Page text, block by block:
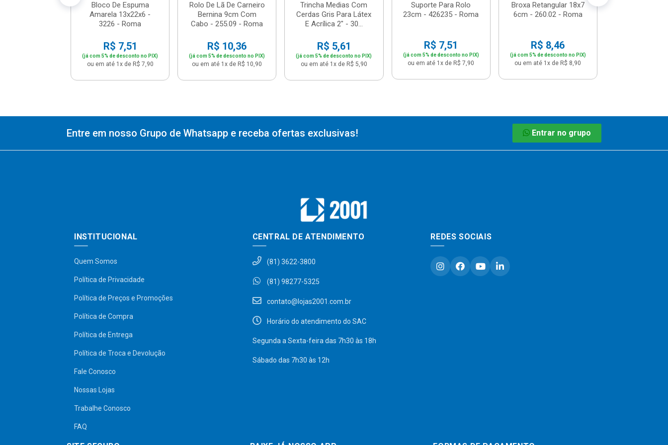
Bloco De Espuma
Amarela 13x22x6 -
3226 - Roma
R$ 7,51
(já com 5% de desconto no PIX)
ou em até 1x de R$ 7,90
Rolo De Lã De Carneiro
Bernina 9cm Com
Cabo - 255.09 - Roma
R$ 10,36
(já com 5% de desconto no PIX)
ou em até 1x de R$ 10,90
Trincha Medias Com
Cerdas Gris Para Látex
E Acrílica 2" - 30...
R$ 5,61
(já com 5% de desconto no PIX)
ou em até 1x de R$ 5,90
Suporte Para Rolo
23cm - 426235 - Roma
R$ 7,51
(já com 5% de desconto no PIX)
ou em até 1x de R$ 7,90
Broxa Retangular 18x7
6cm - 260.02 - Roma
R$ 8,46
(já com 5% de desconto no PIX)
ou em até 1x de R$ 8,90
Entre em nosso Grupo de Whatsapp e receba ofertas exclusivas! Entrar no grupo
INSTITUCIONAL
Quem Somos
Política de Privacidade
Política de Preços e Promoções
Política de Compra
Política de Entrega
Política de Troca e Devolução
Fale Conosco
Nossas Lojas
Trabalhe Conosco
FAQ
CENTRAL DE ATENDIMENTO
(81) 3622-3800
(81) 98277-5325
contato@lojas2001.com.br
Horário do atendimento do SAC
Segunda a Sexta-feira das 7h30 às 18h
Sábado das 7h30 às 12h
REDES SOCIAIS